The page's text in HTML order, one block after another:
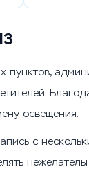
пунктов,
освещения.
с